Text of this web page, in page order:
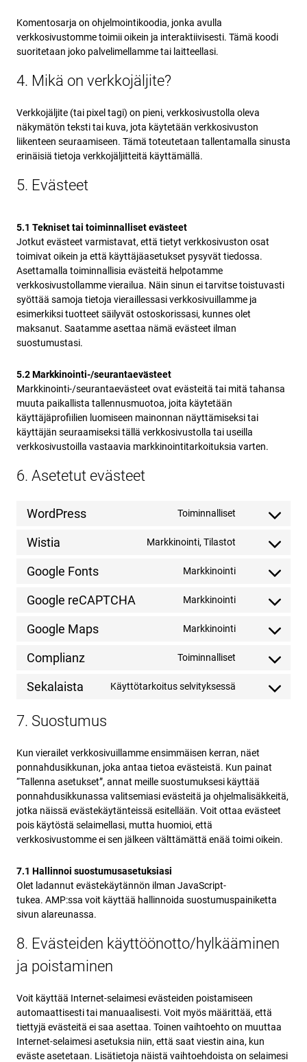
Komentosarja on ohjelmointikoodia, jonka avulla
verkkosivustomme toimii oikein ja interaktiivisesti. Tämä koodi
suoritetaan joko palvelimellamme tai laitteellasi.
4. Mikä on verkkojäljite?
Verkkojäljite (tai pixel tagi) on pieni, verkkosivustolla oleva
näkymätön teksti tai kuva, jota käytetään verkkosivuston
liikenteen seuraamiseen. Tämä toteutetaan tallentamalla sinusta
erinäisiä tietoja verkkojäljitteitä käyttämällä.
5. Evästeet
5.1 Tekniset tai toiminnalliset evästeet
Jotkut evästeet varmistavat, että tietyt verkkosivuston osat
toimivat oikein ja että käyttäjäasetukset pysyvät tiedossa.
Asettamalla toiminnallisia evästeitä helpotamme
verkkosivustollamme vierailua. Näin sinun ei tarvitse toistuvasti
syöttää samoja tietoja vieraillessasi verkkosivuillamme ja
esimerkiksi tuotteet säilyvät ostoskorissasi, kunnes olet
maksanut. Saatamme asettaa nämä evästeet ilman
suostumustasi.
5.2 Markkinointi-/seurantaevästeet
Markkinointi-/seurantaevästeet ovat evästeitä tai mitä tahansa
muuta paikallista tallennusmuotoa, joita käytetään
käyttäjäprofiilien luomiseen mainonnan näyttämiseksi tai
käyttäjän seuraamiseksi tällä verkkosivustolla tai useilla
verkkosivustoilla vastaavia markkinointitarkoituksia varten.
6. Asetetut evästeet
WordPress Toiminnalliset
Consent
service
Wistia Markkinointi, Tilastot
Consent
service
Google Fonts Markkinointi
Consent
service
Google reCAPTCHA Markkinointi
Consent
service
recaptcha
Google Maps Markkinointi
Consent
service
Complianz Toiminnalliset
Consent
service
Sekalaista Käyttötarkoitus selvityksessä
Consent
7. Suostumus
Kun vierailet verkkosivuillamme ensimmäisen kerran, näet
ponnahdusikkunan, joka antaa tietoa evästeistä. Kun painat
“Tallenna asetukset”, annat meille suostumuksesi käyttää
ponnahdusikkunassa valitsemiasi evästeitä ja ohjelmalisäkkeitä,
jotka näissä evästekäytänteissä esitellään. Voit ottaa evästeet
pois käytöstä selaimellasi, mutta huomioi, että
verkkosivustomme ei sen jälkeen välttämättä enää toimi oikein.
7.1 Hallinnoi suostumusasetuksiasi
Olet ladannut evästekäytännön ilman JavaScript-
tukea. AMP:ssa voit käyttää hallinnoida suostumuspainiketta
sivun alareunassa.
8. Evästeiden käyttöönotto/hylkääminen
ja poistaminen
Voit käyttää Internet-selaimesi evästeiden poistamiseen
automaattisesti tai manuaalisesti. Voit myös määrittää, että
tiettyjä evästeitä ei saa asettaa. Toinen vaihtoehto on muuttaa
Internet-selaimesi asetuksia niin, että saat viestin aina, kun
eväste asetetaan. Lisätietoja näistä vaihtoehdoista on selaimesi